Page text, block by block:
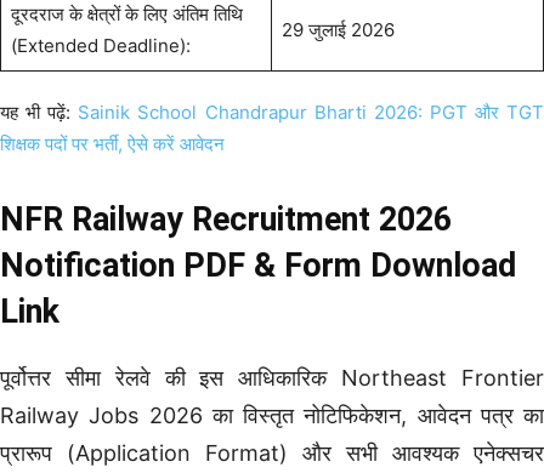
दूरदराज के क्षेत्रों के लिए अंतिम तिथि
(Extended Deadline):
29 जुलाई 2026
यह भी पढ़ें: Sainik School Chandrapur Bharti 2026: PGT और TGT
शिक्षक पदों पर भर्ती, ऐसे करें आवेदन
NFR Railway Recruitment 2026
Notification PDF & Form Download
Link
पूर्वोत्तर सीमा रेलवे की इस आधिकारिक Northeast Frontier
Railway Jobs 2026 का विस्तृत नोटिफिकेशन, आवेदन पत्र का
प्रारूप (Application Format) और सभी आवश्यक एनेक्सचर